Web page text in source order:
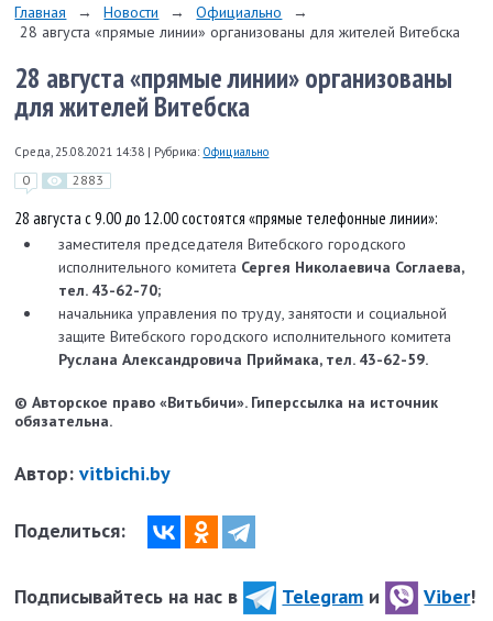
Главная → Новости → Официально
→
28 августа «прямые линии» организованы для жителей Витебска
28 августа «прямые линии» организованы
для жителей Витебска
Среда, 25.08.2021 14:38 | Рубрика: Официально
0 2883
28 августа с 9.00 до 12.00 состоятся «прямые телефонные линии»:
заместителя председателя Витебского городского
исполнительного комитета Сергея Николаевича Соглаева,
тел. 43-62-70;
начальника управления по труду, занятости и социальной
защите Витебского городского исполнительного комитета
Руслана Александровича Приймака, тел. 43-62-59.
© Авторское право «Витьбичи». Гиперссылка на источник
обязательна.
Автор:vitbichi.by
Поделиться:
Подписывайтесь на нас в Telegram и Viber!